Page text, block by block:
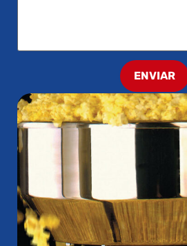
ENVIAR